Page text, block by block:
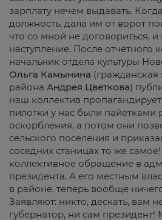
зарплату нечем выдавать.
должность, дала им от ворот
что со мной не договориться,
наступление. После отчетного
начальник отдела культуры
Ольга Камынина
района Андрея Цветкова)
наш коллектив
пилотки у нас были пайетками
оскорбления, а потом они
сельского поселения и
соседних станицах то же
коллективное обращение в
президента. А его местным
в районе, теперь вообще
Заявляют: никто, дескать, вам
губернатор, ни сам